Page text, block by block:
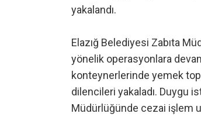
yakalandı.
Elazığ Belediyesi Zabıta
yönelik operasyonlara
konteynerlerinde yemek
dilencileri yakaladı. Duygu
Müdürlüğünde cezai işlem